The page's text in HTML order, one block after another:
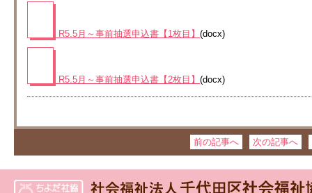
R5.5月～事前抽選申込書【1枚目】 (docx)
R5.5月～事前抽選申込書【2枚目】 (docx)
前の記事へ 次の記事へ